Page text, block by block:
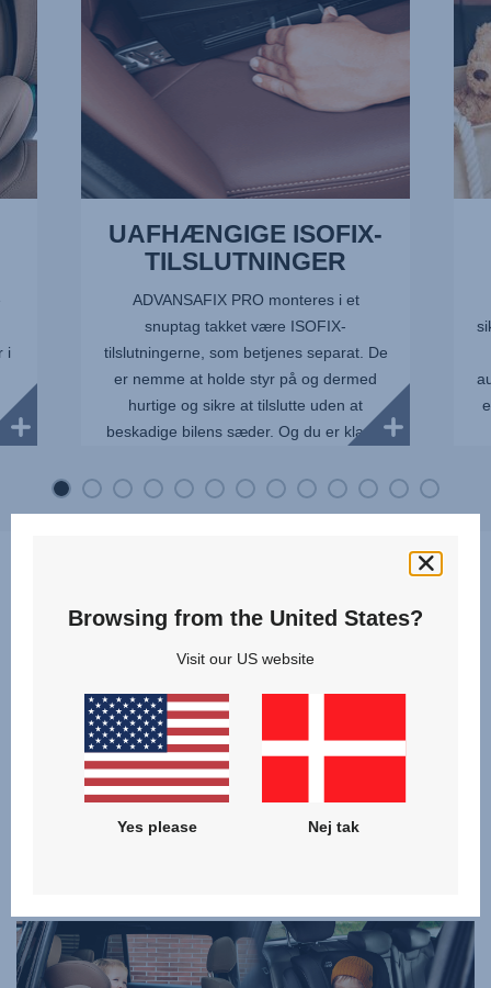
i
UAFHÆNGIGE ISOFIX-
TILSLUTNINGER
ADVANSAFIX PRO monteres i et
snuptag takket være ISOFIX-
tilslutningerne, som betjenes separat. De
er nemme at holde styr på og dermed
hurtige og sikre at tilslutte uden at
beskadige bilens sæder. Og du er klar til
Hvilket produkt er bedst for
Opdag og sammenlign vores modeller i kategorien
KOMBINATIONSAUTOSÆDER
og find det rigtige produkt til din familie!
Browsing from the United States?
Visit our US website
Yes please Nej tak